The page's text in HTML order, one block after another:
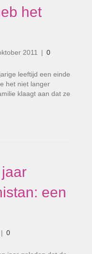
het
2011 | 0
leeftijd een einde
het niet langer
klaagt aan dat ze
jaar
een
| 0